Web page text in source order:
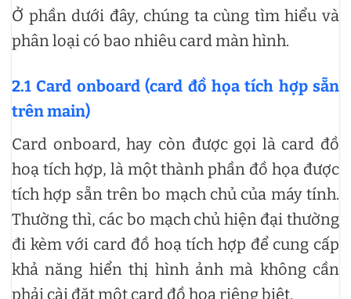
Ở phần dưới đây, chúng ta cùng tìm hiểu và
phân loại có bao nhiêu card màn hình.
2.1 Card onboard (card đồ họa tích hợp sẵn
trên main)
Card onboard, hay còn được gọi là card đồ
hoạ tích hợp, là một thành phần đồ họa được
tích hợp sẵn trên bo mạch chủ của máy tính.
Thường thì, các bo mạch chủ hiện đại thường
đi kèm với card đồ hoạ tích hợp để cung cấp
khả năng hiển thị hình ảnh mà không cần
phải cài đặt một card đồ hoạ riêng biệt.